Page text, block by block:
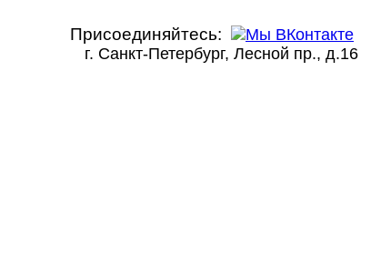
Присоединяйтесь:
г. Санкт-Петербург, Лесной пр., д.16